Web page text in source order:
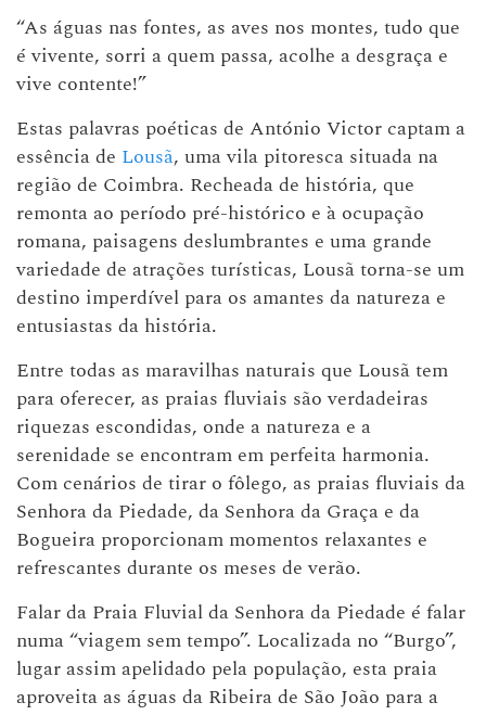
“As águas nas fontes, as aves nos montes, tudo que
é vivente, sorri a quem passa, acolhe a desgraça e
vive contente!”
Estas palavras poéticas de António Victor captam a
essência de Lousã, uma vila pitoresca situada na
região de Coimbra. Recheada de história, que
remonta ao período pré-histórico e à ocupação
romana, paisagens deslumbrantes e uma grande
variedade de atrações turísticas, Lousã torna-se um
destino imperdível para os amantes da natureza e
entusiastas da história.
Entre todas as maravilhas naturais que Lousã tem
para oferecer, as praias fluviais são verdadeiras
riquezas escondidas, onde a natureza e a
serenidade se encontram em perfeita harmonia.
Com cenários de tirar o fôlego, as praias fluviais da
Senhora da Piedade, da Senhora da Graça e da
Bogueira proporcionam momentos relaxantes e
refrescantes durante os meses de verão.
Falar da Praia Fluvial da Senhora da Piedade é falar
numa “viagem sem tempo”. Localizada no “Burgo”,
lugar assim apelidado pela população, esta praia
aproveita as águas da Ribeira de São João para a